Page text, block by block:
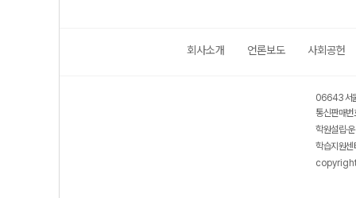
회사소개 언론보도 사회공헌
06643 서
통신판매
학원설립·
학습지원